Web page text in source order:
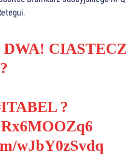
?
wJbY0zSvdq